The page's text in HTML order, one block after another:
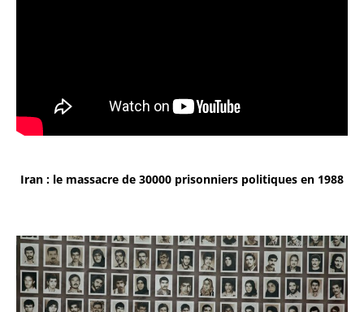
Iran : le massacre de 30000 prisonniers politiques en 1988